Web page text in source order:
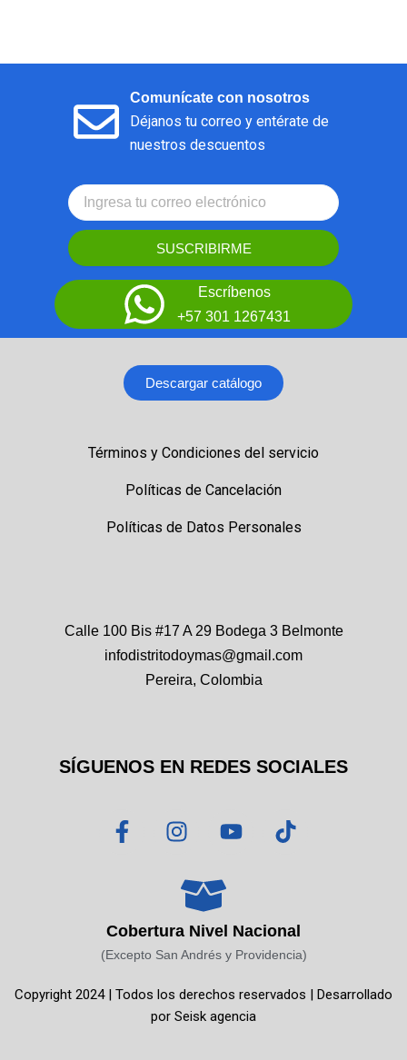
Comunícate con nosotros
Déjanos tu correo y entérate de
nuestros descuentos
SUSCRIBIRME
Escríbenos
+57 301 1267431
Descargar catálogo
Términos y Condiciones del servicio
Políticas de Cancelación
Políticas de Datos Personales
Calle 100 Bis #17 A 29 Bodega 3 Belmonte
infodistritodoymas@gmail.com
Pereira, Colombia
SÍGUENOS EN REDES SOCIALES
F
a
o
o
-
I
n
t
a
g
r
m
Y
o
b
e
T
i
k
Cobertura Nivel Nacional
(Excepto San Andrés y Providencia)
Copyright 2024 | Todos los derechos reservados | Desarrollado
por Seisk agencia